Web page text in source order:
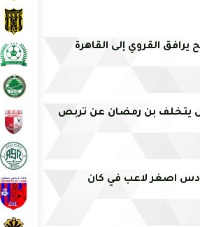
القروي إلى القاهرة
يتخلف بن رمضان عن تربص
اصغر لاعب في كان